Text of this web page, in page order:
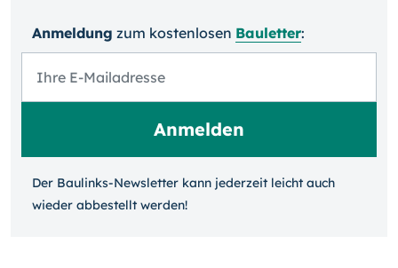
Anmeldung zum kosten­losen Bauletter:
Der Baulinks-Newsletter kann jeder­zeit leicht auch
wieder ab­bestellt werden!